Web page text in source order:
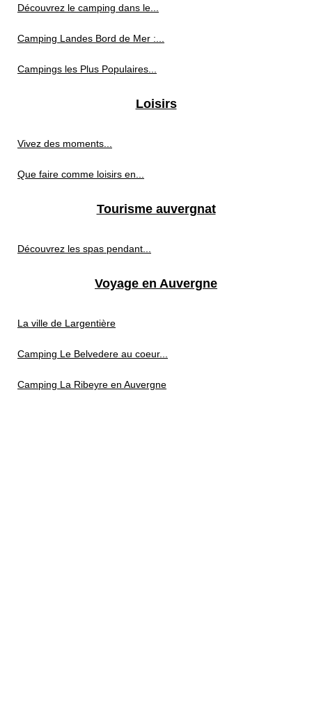
Découvrez le camping dans le...
Camping Landes Bord de Mer :...
Campings les Plus Populaires...
Loisirs
Vivez des moments...
Que faire comme loisirs en...
Tourisme auvergnat
Découvrez les spas pendant...
Voyage en Auvergne
La ville de Largentière
Camping Le Belvedere au coeur...
Camping La Ribeyre en Auvergne